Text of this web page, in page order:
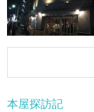
本屋探訪記